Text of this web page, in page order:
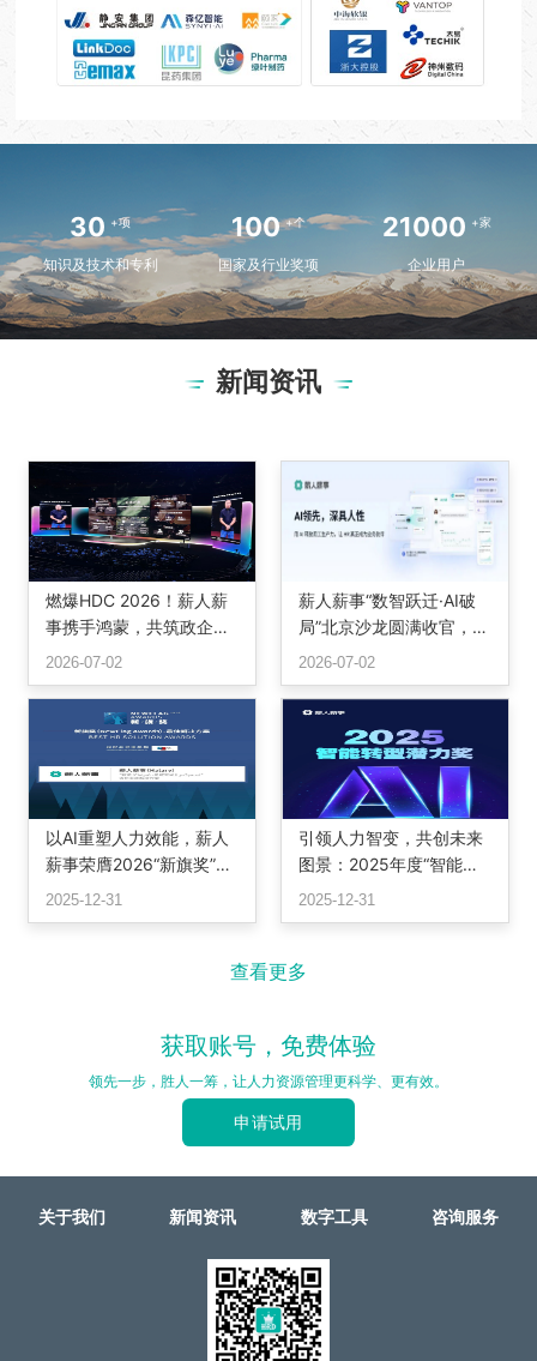
30 +项
知识及技术和专利
100 +个
国家及行业奖项
21000 +家
企业用户
新闻资讯
燃爆HDC 2026！薪人薪
事携手鸿蒙，共筑政企办
公智慧底座
2026-07-02
薪人薪事“数智跃迁·AI破
局”北京沙龙圆满收官，三
位专家共话组织重构与智
2026-07-02
以AI重塑人力效能，薪人
薪事荣膺2026“新旗奖”最
佳解决方案，定义智能HR
2025-12-31
引领人力智变，共创未来
图景：2025年度“智能转
型潜力奖”颁奖
2025-12-31
查看更多
获取账号，免费体验
领先一步，胜人一筹，让人力资源管理更科学、更有效。
申请试用
关于我们 新闻资讯 数字工具 咨询服务